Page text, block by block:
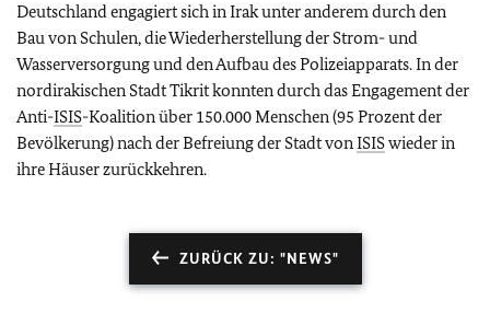
Deutschland engagiert sich in Irak unter anderem durch den
Bau von Schulen, die Wiederherstellung der Strom- und
Wasserversorgung und den Aufbau des Polizeiapparats. In der
nordirakischen Stadt Tikrit konnten durch das Engagement der
Anti-ISIS-Koalition über 150.000 Menschen (95 Prozent der
Bevölkerung) nach der Befreiung der Stadt vonISISwieder in
ihre Häuser zurückkehren.
ZURÜCK ZU: "NEWS"